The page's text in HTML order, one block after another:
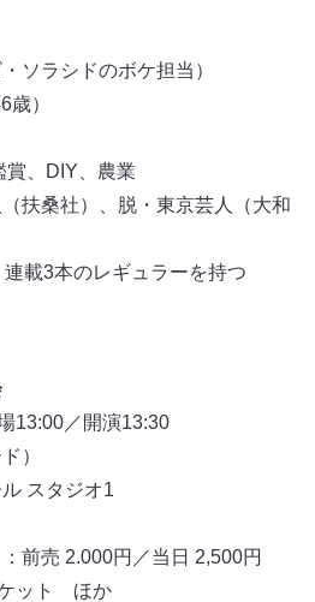
ソラシドのボケ担当）
）
賞、DIY、農業
扶桑社）、脱・東京芸人（大和
載3本のレギュラーを持つ
13:00／開演13:30
）
スタジオ1
前売 2.000円／当日 2,500円
ケット ほか